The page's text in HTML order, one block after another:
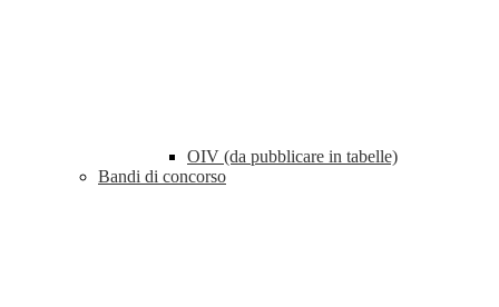
OIV (da pubblicare in tabelle)
Bandi di concorso